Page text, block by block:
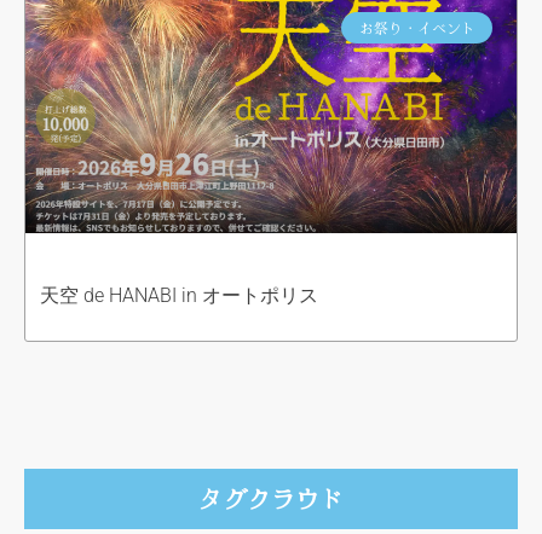
お祭り・イベント
天空 de HANABI in オートポリス
タグクラウド